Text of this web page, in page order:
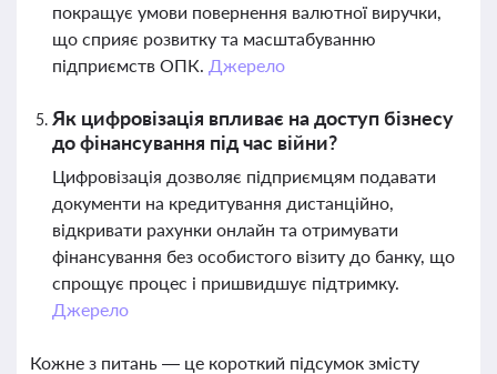
покращує умови повернення валютної виручки,
що сприяє розвитку та масштабуванню
підприємств ОПК. Джерело
Як цифровізація впливає на доступ бізнесу
до фінансування під час війни?
Цифровізація дозволяє підприємцям подавати
документи на кредитування дистанційно,
відкривати рахунки онлайн та отримувати
фінансування без особистого візиту до банку, що
спрощує процес і пришвидшує підтримку.
Джерело
Кожне з питань — це короткий підсумок змісту